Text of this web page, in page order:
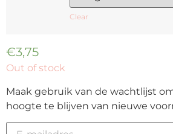
Clear
€3,75
Out of stock
Maak gebruik van de wachtlijst
hoogte te blijven van nieuwe
Laat